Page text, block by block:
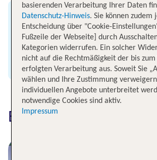
TUI fly Flugstatus
Geplante und aktuelle Ankunfts-
Abflugzeiten deines TUI fly Fluges
Zum Flugstatus
Beliebte Flugziele
basierenden Verarbeitung Ihrer Daten
Datenschutz-Hinweis. Sie können zudem
Entscheidung über "Cookie-
Fußzeile der Webseite] durch
Kategorien widerrufen. Ein solcher
nicht auf die Rechtmäßigkeit der bis
erfolgten Verarbeitung aus. Soweit Sie
wählen und Ihre Zustimmung
individuellen Angebote unterbreitet
notwendige Cookies sind aktiv.
Impressum